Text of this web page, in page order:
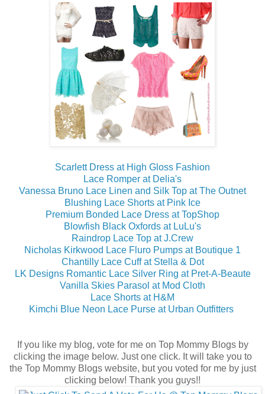
Scarlett Dress at High Gloss Fashion
Lace Romper at Delia's
Vanessa Bruno Lace Linen and Silk Top at The Outnet
Blushing Lace Shorts at Pink Ice
Premium Bonded Lace Dress at TopShop
Blowfish Black Oxfords at LuLu's
Raindrop Lace Top at J.Crew
Nicholas Kirkwood Lace Fluro Pumps at Boutique 1
Chantilly Lace Cuff at Stella & Dot
LK Designs Romantic Lace Silver Ring at Pret-A-Beaute
Vanilla Skies Parasol at Mod Cloth
Lace Shorts at H&M
Kimchi Blue Neon Lace Purse at Urban Outfitters
If you like my blog, vote for me on Top Mommy Blogs by
clicking the image below. Just one click. It will take you to
the Top Mommy Blogs website, but you voted for me by just
clicking below! Thank you guys!!